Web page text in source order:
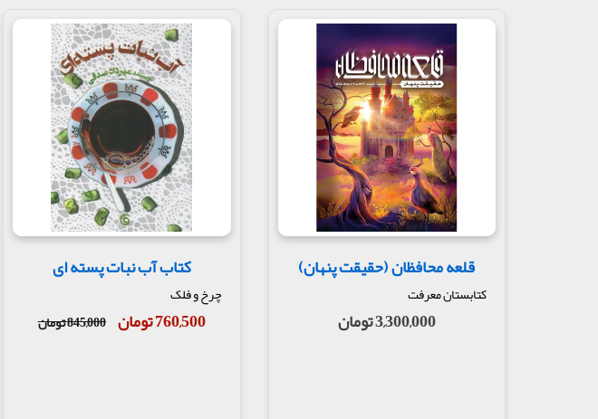
قلعه محافظان (حقیقت پنهان)
کتابستان معرفت
3,300,000 تومان
کتاب آب نبات پسته ای
چرخ و فلک
760,500 تومان 845,000 تومان